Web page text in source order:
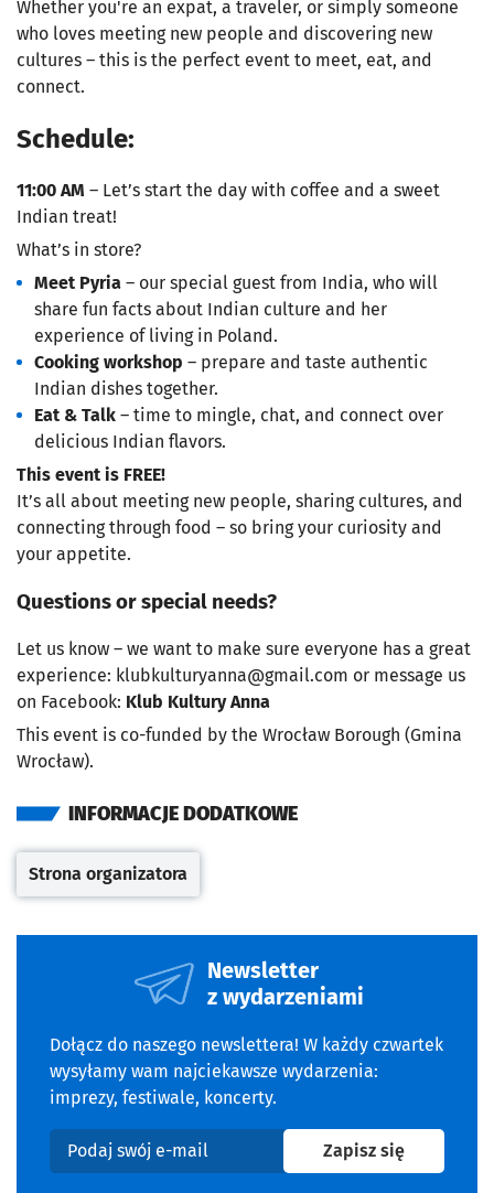
Whether you're an expat, a traveler, or simply someone
who loves meeting new people and discovering new
cultures – this is the perfect event to meet, eat, and
connect.
Schedule:
11:00 AM – Let’s start the day with coffee and a sweet
Indian treat!
What’s in store?
Meet Pyria – our special guest from India, who will
share fun facts about Indian culture and her
experience of living in Poland.
Cooking workshop – prepare and taste authentic
Indian dishes together.
Eat & Talk – time to mingle, chat, and connect over
delicious Indian flavors.
This event is FREE!
It’s all about meeting new people, sharing cultures, and
connecting through food – so bring your curiosity and
your appetite.
Questions or special needs?
Let us know – we want to make sure everyone has a great
experience: klubkulturyanna@gmail.com or message us
on Facebook: Klub Kultury Anna
This event is co-funded by the Wrocław Borough (Gmina
Wrocław).
INFORMACJE DODATKOWE
Otwiera się w nowej karcie
Strona organizatora
Newsletter
z wydarzeniami
Dołącz do naszego newslettera! W każdy czwartek
wysyłamy wam najciekawsze wydarzenia:
imprezy, festiwale, koncerty.
Podaj swój e-mail
Zapisz sięna